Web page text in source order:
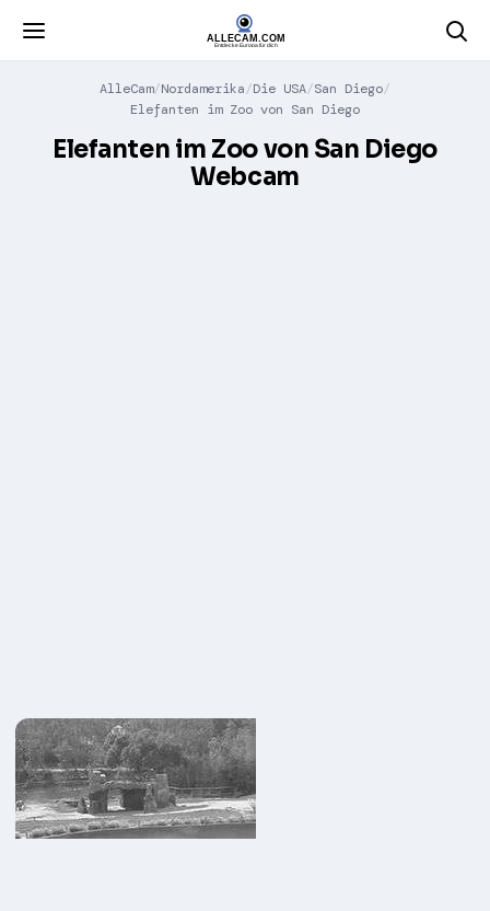
AlleCam Nordamerika Die USA San Diego
Elefanten im Zoo von San Diego
Elefanten im Zoo von San Diego
Webcam